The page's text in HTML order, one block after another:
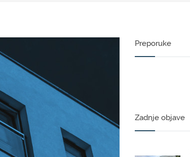
Preporuke
Zadnje objave